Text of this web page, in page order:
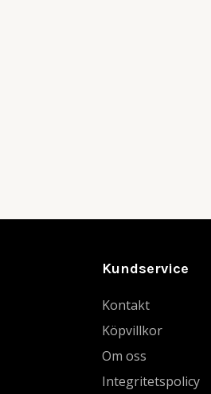
Kundservice
Kontakt
Köpvillkor
Om oss
Integritetspolicy